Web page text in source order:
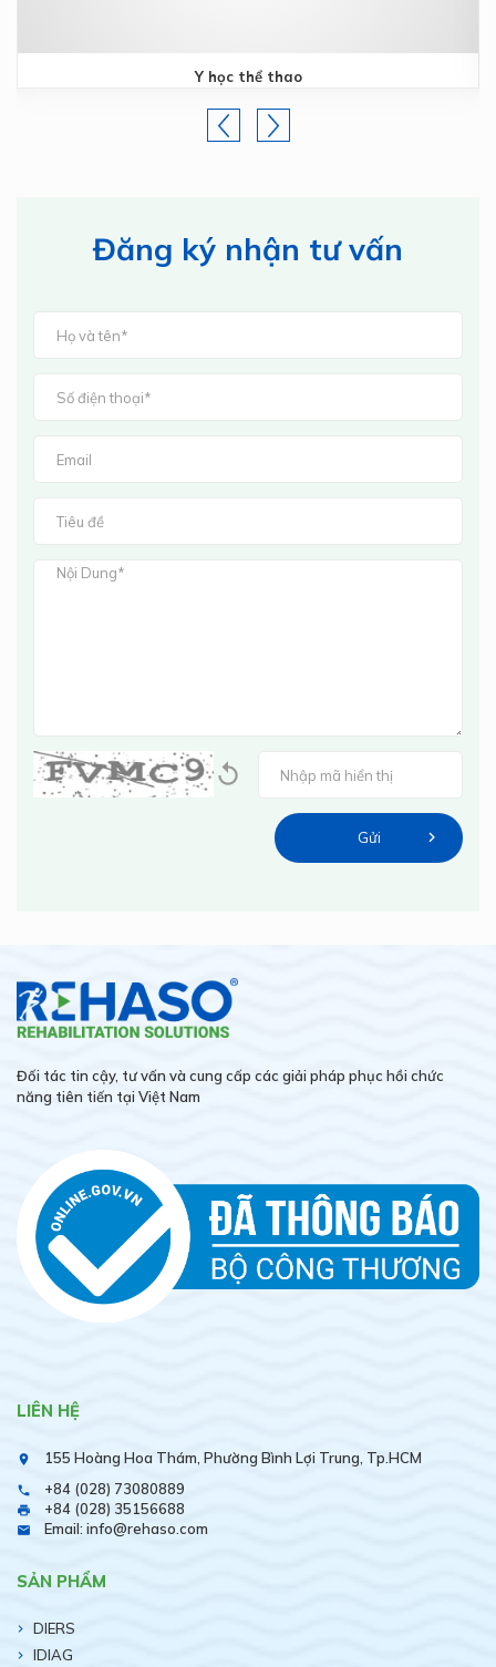
Y học thể thao
Đăng ký nhận tư vấn
Đối tác tin cậy, tư vấn và cung cấp các giải pháp phục hồi chức
năng tiên tiến tại Việt Nam
LIÊN HỆ
place 155 Hoàng Hoa Thám, Phường Bình Lợi Trung, Tp.HCM
phone +84 (028) 73080889
print +84 (028) 35156688
email Email: info@rehaso.com
SẢN PHẨM
DIERS
IDIAG